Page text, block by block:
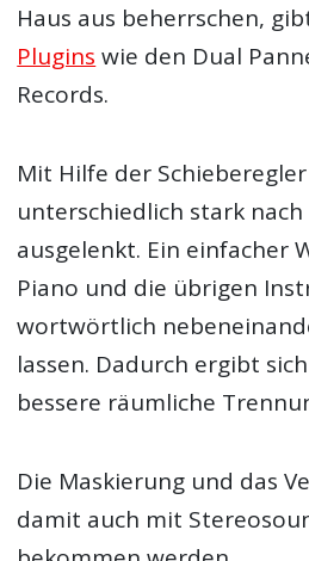
Haus aus beherrschen,
Plugins wie den Dual
Records.
Mit Hilfe der
unterschiedlich stark
ausgelenkt. Ein einfacher
Piano und die übrigen
wortwörtlich
lassen. Dadurch ergibt
bessere räumliche
Die Maskierung und das
damit auch mit